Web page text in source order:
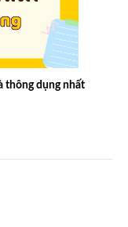
thông dụng nhất